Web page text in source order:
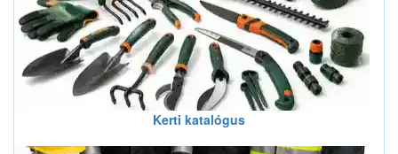
Kerti katalógus